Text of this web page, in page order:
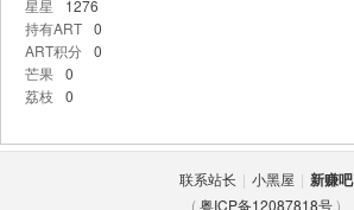
星星
1276
持有ART 0
ART积分 0
芒果 0
荔枝
0
联系站长 | 小黑屋 | 新赚吧
(粤ICP备12087818号)